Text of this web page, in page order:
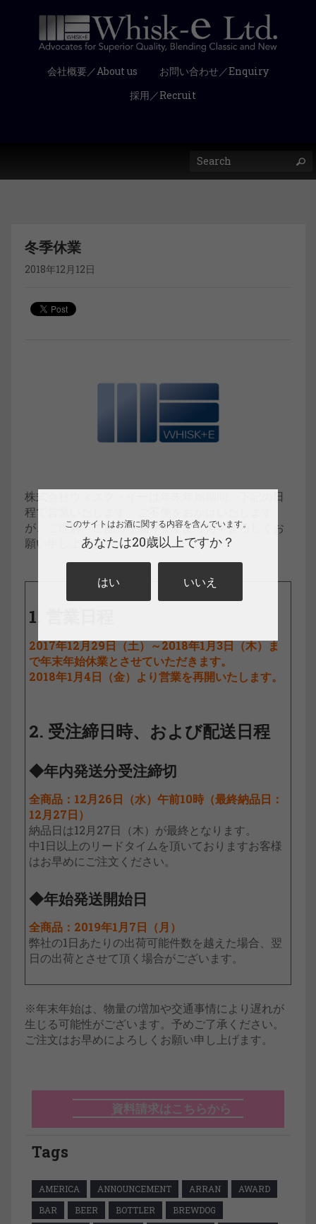
会社概要／About us
お問い合わせ／Enquiry
採用／Recruit
冬季休業
2018年12月12日
株式会社ウィスク・イーは年末年始期間、下記の日
程で営業いたします。ご不便をおかけいたします
が、ご理解、ご協力を賜りますよう何卒よろしくお
願い申し上げます。
1. 営業日程
2017年12月29日（土）～2018年1月3日（木）ま
で年末年始休業とさせていただきます。
2018年1月4日（金）より営業を再開いたします。
2. 受注締日時、および配送日程
◆年内発送分受注締切
全商品：12月26日（水）午前10時（最終納品日：
12月27日）
納品日は12月27日（木）が最終となります。
中1日以上のリードタイムを頂いておりますお客様
はお早めにご注文ください。
◆年始発送開始日
全商品：2019年1月7日（月）
弊社の1日あたりの出荷可能件数を越えた場合、翌
日の出荷とさせて頂く場合がございます。
※年末年始は、物量の増加や交通事情により遅れが
生じる可能性がございます。予めご了承ください。
ご注文はお早めによろしくお願い申し上げます。
資料請求はこちらから
Tags
AMERICA ANNOUNCEMENT ARRAN
AWARD
BAR
BEER BOTTLER
BREWDOG
このサイトはお酒に関する内容を含んでいます。
あなたは20歳以上ですか？
はい いいえ